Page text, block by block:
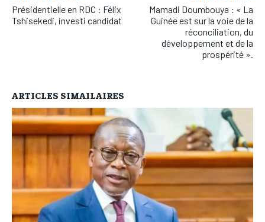
Présidentielle en RDC : Félix
Tshisekedi, investi candidat
Mamadi Doumbouya : « La
Guinée est sur la voie de la
réconciliation, du
développement et de la
prospérité ».
ARTICLES SIMAILAIRES